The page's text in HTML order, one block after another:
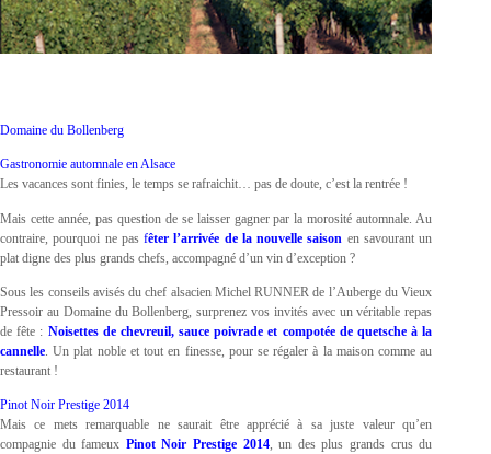
Domaine du Bollenberg
Gastronomie automnale en Alsace
Les vacances sont finies, le temps se rafraichit… pas de doute, c’est la rentrée !
Mais cette année, pas question de se laisser gagner par la morosité automnale. Au
contraire, pourquoi ne pasfêter l’arrivée de la nouvelle saison en savourant un
plat digne des plus grands chefs, accompagné d’un vin d’exception ?
Sous les conseils avisés du chef alsacien Michel RUNNER de l’Auberge du Vieux
Pressoir au Domaine du Bollenberg, surprenez vos invités avec un véritable repas
de fête : Noisettes de chevreuil, sauce poivrade et compotée de quetsche à la
cannelle. Un plat noble et tout en finesse, pour se régaler à la maison comme au
restaurant !
Pinot Noir Prestige 2014
Mais ce mets remarquable ne saurait être apprécié à sa juste valeur qu’en
compagnie du fameux Pinot Noir Prestige 2014, un des plus grands crus du